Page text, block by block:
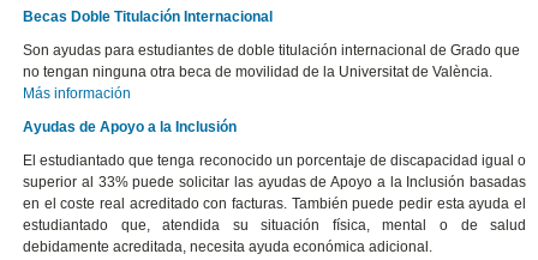
Becas Doble Titulación Internacional
Son ayudas para estudiantes de doble titulación internacional de Grado que
no tengan ninguna otra beca de movilidad de la Universitat de València.
Más información
Ayudas de Apoyo a la Inclusión
El estudiantado que tenga reconocido un porcentaje de discapacidad igual o
superior al 33% puede solicitar las ayudas de Apoyo a la Inclusión basadas
en el coste real acreditado con facturas. También puede pedir esta ayuda el
estudiantado que, atendida su situación física, mental o de salud
debidamente acreditada, necesita ayuda económica adicional.